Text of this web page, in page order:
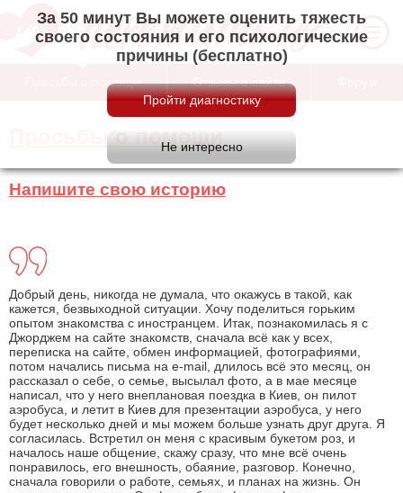
За 50 минут Вы можете оценить тяжесть
своего состояния и его психологические
причины (бесплатно)
Просьбы о помощи Отзывы о сайте
Просьбы о помощи
Напишите свою историю
Добрый день, никогда не думала, что окажусь в такой, как
кажется, безвыходной ситуации. Хочу поделиться горьким
опытом знакомства с иностранцем. Итак, познакомилась я с
Джорджем на сайте знакомств, сначала всё как у всех,
переписка на сайте, обмен информацией, фотографиями,
потом начались письма на е-mail, длилось всё это месяц, он
рассказал о себе, о семье, высылал фото, а в мае месяце
написал, что у него внеплановая поездка в Киев, он пилот
аэробуса, и летит в Киев для презентации аэробуса, у него
будет несколько дней и мы можем больше узнать друг друга. Я
согласилась. Встретил он меня с красивым букетом роз, и
началось наше общение, скажу сразу, что мне всё очень
понравилось, его внешность, обаяние, разговор. Конечно,
сначала говорили о работе, семьях, и планах на жизнь. Он